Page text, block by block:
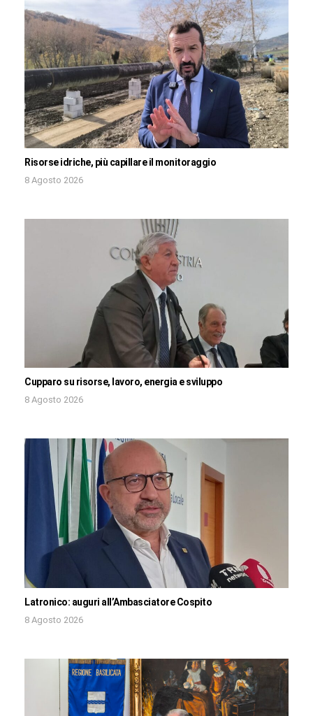
Risorse idriche, più capillare il monitoraggio
8 Agosto 2026
Cupparo su risorse, lavoro, energia e sviluppo
8 Agosto 2026
Latronico: auguri all’Ambasciatore Cospito
8 Agosto 2026